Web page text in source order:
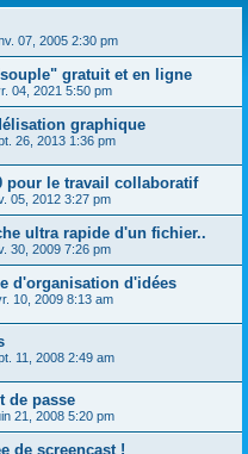
r
07, 2005 2:30 pm
gratuit et en ligne
04, 2021 5:50 pm
graphique
26, 2013 1:36 pm
pour le travail collaboratif
05, 2012 3:27 pm
ultra rapide d'un fichier..
30, 2009 7:26 pm
d'organisation d'idées
10, 2009 8:13 am
11, 2008 2:49 am
de passe
21, 2008 5:20 pm
de screencast !